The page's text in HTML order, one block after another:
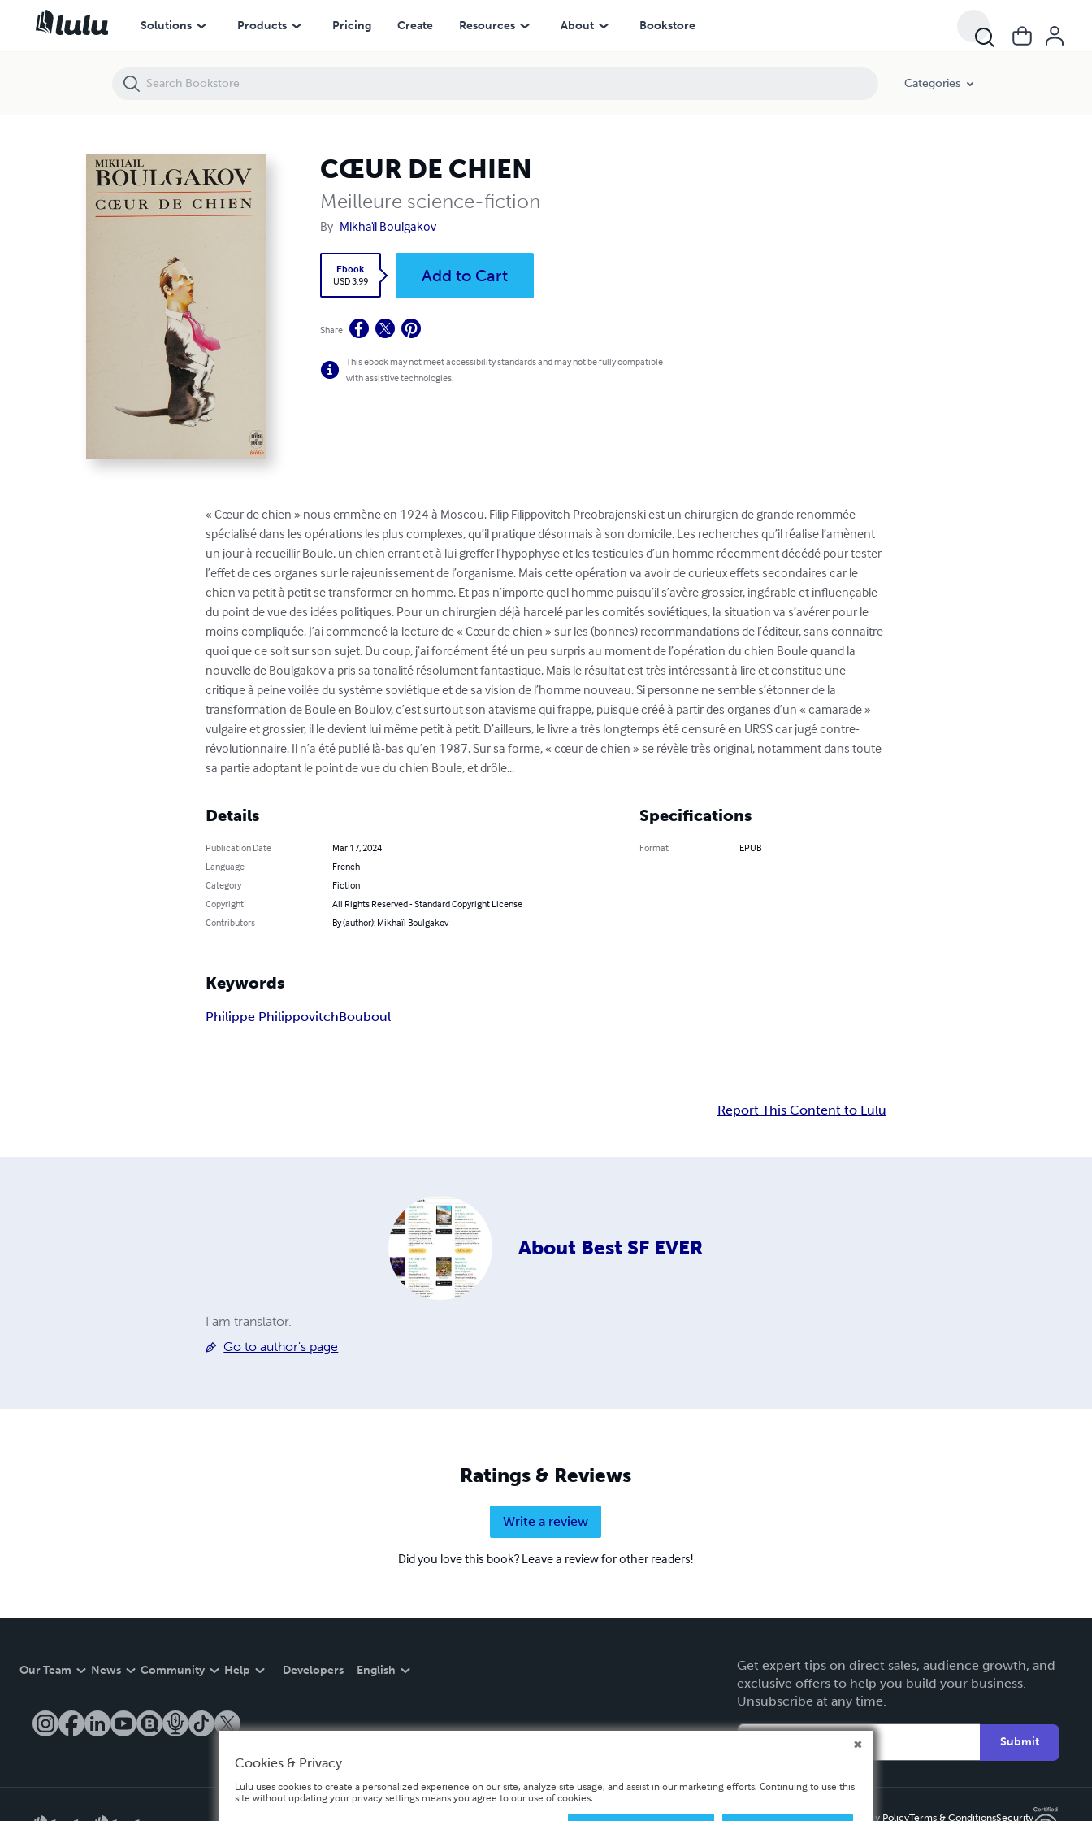
Solutions Products Pricing Create Resources About Bookstore
Categories
CŒUR DE CHIEN
Meilleure science-fiction
By Mikhaïl Boulgakov
Ebook
USD 3.99
Add to Cart
Share
This ebook may not meet accessibility standards and may not be fully compatible
with assistive technologies.
« Cœur de chien » nous emmène en 1924 à Moscou. Filip Filippovitch Preobrajenski est un chirurgien de grande renommée
spécialisé dans les opérations les plus complexes, qu’il pratique désormais à son domicile. Les recherches qu’il réalise l’amènent
un jour à recueillir Boule, un chien errant et à lui greffer l’hypophyse et les testicules d’un homme récemment décédé pour tester
l’effet de ces organes sur le rajeunissement de l’organisme. Mais cette opération va avoir de curieux effets secondaires car le
chien va petit à petit se transformer en homme. Et pas n’importe quel homme puisqu’il s’avère grossier, ingérable et influençable
du point de vue des idées politiques. Pour un chirurgien déjà harcelé par les comités soviétiques, la situation va s’avérer pour le
moins compliquée. J’ai commencé la lecture de « Cœur de chien » sur les (bonnes) recommandations de l’éditeur, sans connaitre
quoi que ce soit sur son sujet. Du coup, j’ai forcément été un peu surpris au moment de l’opération du chien Boule quand la
nouvelle de Boulgakov a pris sa tonalité résolument fantastique. Mais le résultat est très intéressant à lire et constitue une
critique à peine voilée du système soviétique et de sa vision de l’homme nouveau. Si personne ne semble s’étonner de la
transformation de Boule en Boulov, c’est surtout son atavisme qui frappe, puisque créé à partir des organes d’un « camarade »
vulgaire et grossier, il le devient lui même petit à petit. D’ailleurs, le livre a très longtemps été censuré en URSS car jugé contre-
révolutionnaire. Il n’a été publié là-bas qu’en 1987. Sur sa forme, « cœur de chien » se révèle très original, notamment dans toute
sa partie adoptant le point de vue du chien Boule, et drôle...
Details
Publication Date
Mar 17, 2024
Language
French
Category
Fiction
Copyright
All Rights Reserved - Standard Copyright License
Contributors
By (author): Mikhaïl Boulgakov
Specifications
Format EPUB
Keywords
Philippe PhilippovitchBouboul
Report This Content to Lulu
About Best SF EVER
I am translator.
Go to author's page
Ratings & Reviews
Write a review
Did you love this book? Leave a review for other readers!
Our Team News Community Help Developers English
Get expert tips on direct sales, audience growth, and
exclusive offers to help you build your business.
Unsubscribe at any time.
Submit
Privacy PolicyTerms & ConditionsSecurity
CŒUR DE CHIEN
Cookies & Privacy
Lulu uses cookies to create a personalized experience on our site, analyze site usage, and assist in our marketing efforts. Continuing to use this
site without updating your privacy settings means you agree to our use of cookies.